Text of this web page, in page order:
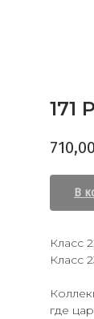
171
710,00
В
Класс
Класс
где